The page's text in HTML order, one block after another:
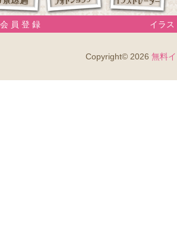
員 登 録 イラス
Copyright© 2026 無料